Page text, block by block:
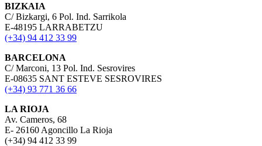
BIZKAIA
C/ Bizkargi, 6 Pol. Ind. Sarrikola
E-48195 LARRABETZU
(+34) 94 412 33 99
BARCELONA
C/ Marconi, 13 Pol. Ind. Sesrovires
E-08635 SANT ESTEVE SESROVIRES
(+34) 93 771 36 66
LA RIOJA
Av. Cameros, 68
E- 26160 Agoncillo La Rioja
(+34) 94 412 33 99